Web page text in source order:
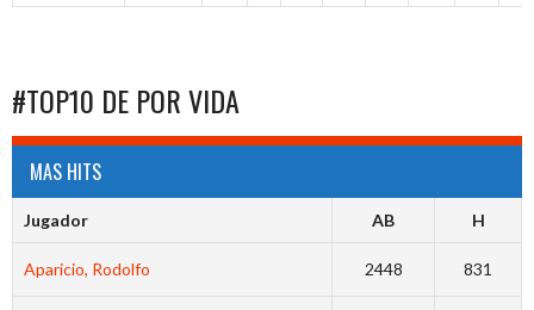
#TOP10 DE POR VIDA
MAS HITS
Jugador AB H
Aparicio, Rodolfo 2448 831